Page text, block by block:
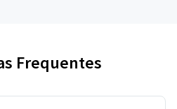
Frequentes